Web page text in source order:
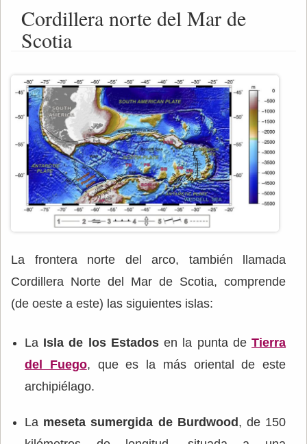
Cordillera norte del Mar de
Scotia
La frontera norte del arco, también llamada
Cordillera Norte del Mar de Scotia, comprende
(de oeste a este) las siguientes islas:
La Isla de los Estadosen la punta deTierra
del Fuego, que es la más oriental de este
archipiélago.
La meseta sumergida de Burdwood , de 150